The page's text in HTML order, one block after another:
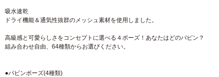
吸水速乾
ドライ機能＆通気性抜群のメッシュ素材を使用しました。
高級感と可愛らしさをコンセプトに選べる４ポーズ！あなたはどのパピン？
組み合わせ自由、64種類からお選びください。
●パピンポーズ(4種類)